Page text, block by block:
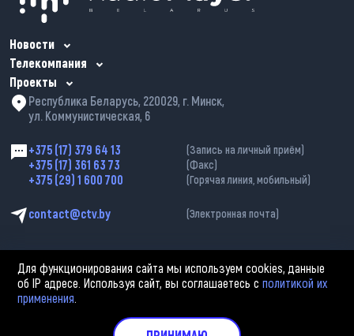
Новости
Телекомпания
Проекты
Республика Беларусь, 220029, г. Минск,
ул. Коммунистическая, 6
+375 (17) 379 64 13 (Запись на личный приём)
+375 (17) 361 63 73 (Факс)
+375 (29) 1 600 700 (Горячая линия, мобильный)
contact@ctv.by (Электронная почта)
2002—2026 © ЗАО «Столичное телевидение». При любом использовании
материалов активная гиперссылка на «belarus-news.by» обязательна.
Политика обработки персональных данных
Для функционирования сайта мы используем cookies, данные
об IP адресе. Используя сайт, вы соглашаетесь сполитикой их
применения.